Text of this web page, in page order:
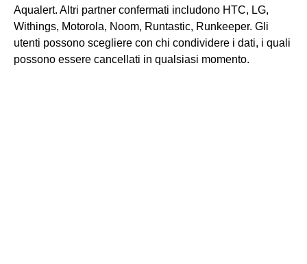
Aqualert. Altri partner confermati includono HTC, LG,
Withings, Motorola, Noom, Runtastic, Runkeeper. Gli
utenti possono scegliere con chi condividere i dati, i quali
possono essere cancellati in qualsiasi momento.